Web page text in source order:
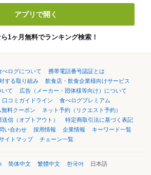
アプリで開く
1ヶ月無料でランキング検索！
べログについて
携帯電話番号認証とは
する取り組み
飲食店・飲食企業様向けサービス
いて
広告（メーカー・団体様等向け）について
口コミガイドライン
食べログプレミアム
料クーポン
ネット予約（リクエスト予約）
送信（オプトアウト）
特定商取引法に基づく表記
い合わせ 採用情報 企業情報
キーワード一覧
イトマップ
チェーン一覧
简体中文 繁體中文 한국어 日本語